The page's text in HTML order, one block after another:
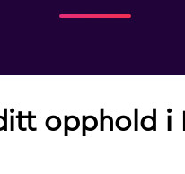
opphold i